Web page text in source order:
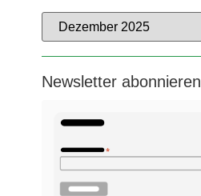
Newsletter abonnieren